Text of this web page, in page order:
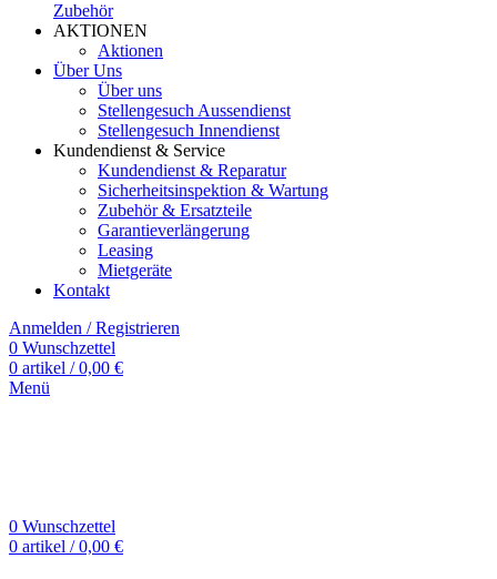
Zubehör
AKTIONEN
Aktionen
Über Uns
Über uns
Stellengesuch Aussendienst
Stellengesuch Innendienst
Kundendienst & Service
Kundendienst & Reparatur
Sicherheitsinspektion & Wartung
Zubehör & Ersatzteile
Garantieverlängerung
Leasing
Mietgeräte
Kontakt
Anmelden / Registrieren
0 Wunschzettel
0 artikel / 0,00 €
Menü
0 Wunschzettel
0 artikel / 0,00 €